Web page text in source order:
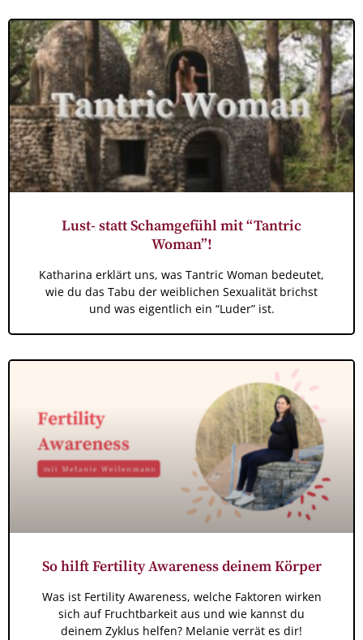
Lust- statt Schamgefühl mit “Tantric
Woman”!
Katharina erklärt uns, was Tantric Woman bedeutet,
wie du das Tabu der weiblichen Sexualität brichst
und was eigentlich ein “Luder” ist.
So hilft Fertility Awareness deinem Körper
Was ist Fertility Awareness, welche Faktoren wirken
sich auf Fruchtbarkeit aus und wie kannst du
deinem Zyklus helfen? Melanie verrät es dir!